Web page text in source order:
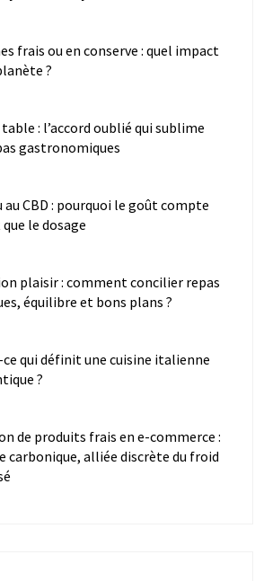
frais ou en conserve : quel impact
?
table : l’accord oublié qui sublime
gastronomiques
au CBD : pourquoi le goût compte
le dosage
plaisir : comment concilier repas
équilibre et bons plans ?
ce qui définit une cuisine italienne
?
de produits frais en e-commerce :
carbonique, alliée discrète du froid